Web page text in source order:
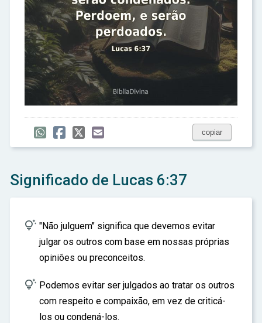
copiar
Significado de Lucas 6:37
 "Não julguem" significa que devemos evitar
julgar os outros com base em nossas próprias
opiniões ou preconceitos.
 Podemos evitar ser julgados ao tratar os outros
com respeito e compaixão, em vez de criticá-
los ou condená-los.